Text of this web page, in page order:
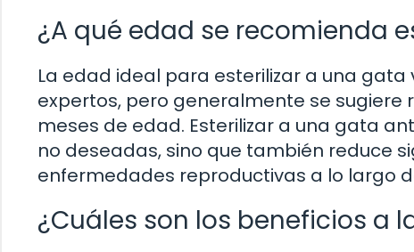
¿A qué edad se recomienda
La edad ideal para esterilizar a una
expertos, pero generalmente se sugiere
meses de edad. Esterilizar a una gata
no deseadas, sino que también reduce
enfermedades reproductivas a lo largo
¿Cuáles son los beneficios a